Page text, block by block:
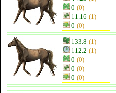
0 (0)
11.16 (1)
0 (0)
133.8 (1)
112.2 (1)
0 (0)
0 (0)
0 (0)